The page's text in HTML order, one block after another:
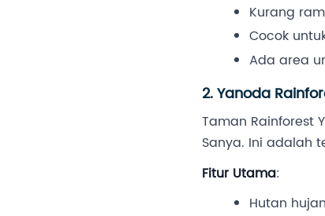
Kurang
Cocok
Ada area
2. Yanoda
Taman Rainforest
Sanya. Ini adalah
Fitur Utama:
Hutan